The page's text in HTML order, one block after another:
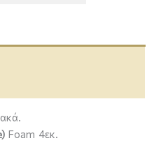
Foam 4εκ.